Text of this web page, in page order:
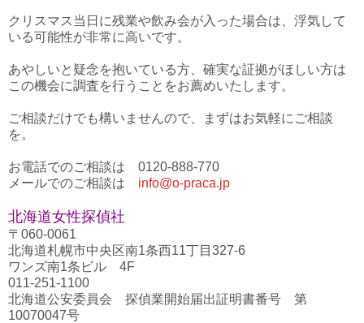
クリスマス当日に残業や飲み会が入った場合は、浮気して
いる可能性が非常に高いです。
あやしいと疑念を抱いている方、確実な証拠がほしい方は
この機会に調査を行うことをお薦めいたします。
ご相談だけでも構いませんので、まずはお気軽にご相談
を。
お電話でのご相談は 0120-888-770
メールでのご相談は info@o-praca.jp
北海道女性探偵社
〒060-0061
北海道札幌市中央区南1条西11丁目327-6
ワンズ南1条ビル 4F
011-251-1100
北海道公安委員会 探偵業開始届出証明書番号 第
10070047号